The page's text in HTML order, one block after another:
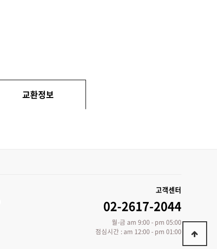
교환정보
고객센터
02-2617-2044
월-금 am 9:00 - pm 05:00
점심시간 : am 12:00 - pm 01:00